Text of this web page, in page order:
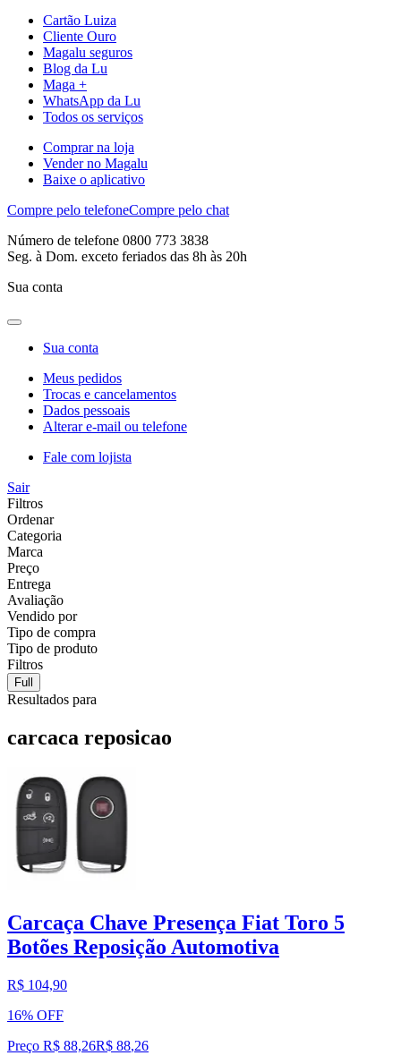
Cartão Luiza
Cliente Ouro
Magalu seguros
Blog da Lu
Maga +
WhatsApp da Lu
Todos os serviços
Comprar na loja
Vender no Magalu
Baixe o aplicativo
Compre pelo telefoneCompre pelo chat
Número de telefone 0800 773 3838
Seg. à Dom. exceto feriados das 8h às 20h
Sua conta
Sua conta
Meus pedidos
Trocas e cancelamentos
Dados pessoais
Alterar e-mail ou telefone
Fale com lojista
Sair
Filtros
Ordenar
Categoria
Marca
Preço
Entrega
Avaliação
Vendido por
Tipo de compra
Tipo de produto
Filtros
Full
Resultados para
carcaca reposicao
Carcaça Chave Presença Fiat Toro 5
Botões Reposição Automotiva
R$ 104,90
16% OFF
Preço R$ 88,26R$ 88,26